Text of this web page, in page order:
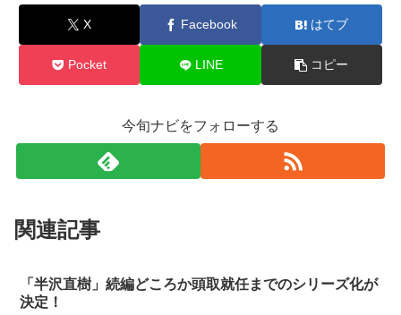
X Facebook はてブ
Pocket LINE コピー
今旬ナビをフォローする
関連記事
「半沢直樹」続編どころか頭取就任までのシリーズ化が
決定！